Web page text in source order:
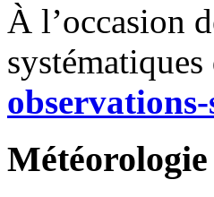
À l’occasion
Météorologie